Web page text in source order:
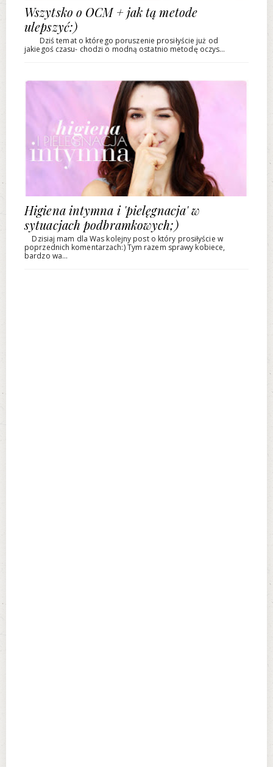
Wszytsko o OCM + jak tą metode
ulepszyć:)
Dziś temat o którego poruszenie prosiłyście już od
jakiegoś czasu- chodzi o modną ostatnio metodę oczys...
Higiena intymna i 'pielęgnacja' w
sytuacjach podbramkowych;)
Dzisiaj mam dla Was kolejny post o który prosiłyście w
poprzednich komentarzach:) Tym razem sprawy kobiece,
bardzo wa...